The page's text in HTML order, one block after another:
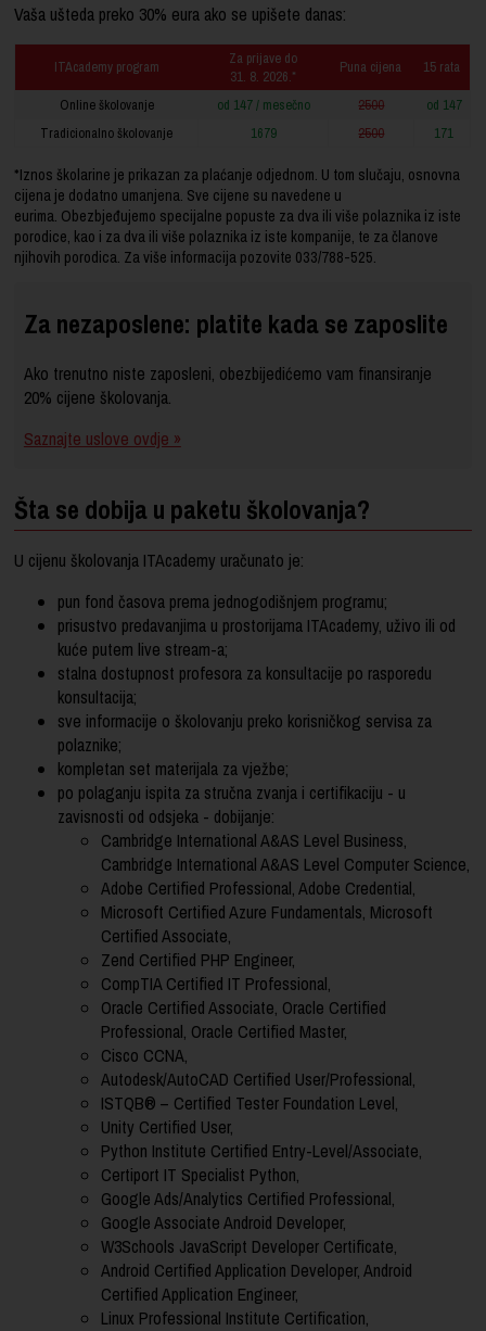
Vaša ušteda preko 30% eura ako se upišete danas:
ITAcademy program
Za prijave do
31. 8. 2026.*
Puna cijena 15 rata
Online školovanje od 147 / mesečno 2500
od 147
Tradicionalno školovanje
1679 2500 171
*Iznos školarine je prikazan za plaćanje odjednom. U tom slučaju, osnovna
cijena je dodatno umanjena. Sve cijene su navedene u
eurima. Obezbjeđujemo specijalne popuste za dva ili više polaznika iz iste
porodice, kao i za dva ili više polaznika iz iste kompanije, te za članove
njihovih porodica. Za više informacija pozovite 033/788-525.
Za nezaposlene: platite kada se zaposlite
Ako trenutno niste zaposleni, obezbijedićemo vam finansiranje
20% cijene školovanja.
Saznajte uslove ovdje »
Šta se dobija u paketu školovanja?
U cijenu školovanja ITAcademy uračunato je:
pun fond časova prema jednogodišnjem programu;
prisustvo predavanjima u prostorijama ITAcademy, uživo ili od
kuće putem live stream-a;
stalna dostupnost profesora za konsultacije po rasporedu
konsultacija;
sve informacije o školovanju preko korisničkog servisa za
polaznike;
kompletan set materijala za vježbe;
po polaganju ispita za stručna zvanja i certifikaciju - u
zavisnosti od odsjeka - dobijanje:
Cambridge International A&AS Level Business,
Cambridge International A&AS Level Computer Science,
Adobe Certified Professional, Adobe Credential,
Microsoft Certified Azure Fundamentals, Microsoft
Certified Associate,
Zend Certified PHP Engineer,
CompTIA Certified IT Professional,
Oracle Certified Associate, Oracle Certified
Professional, Oracle Certified Master,
Cisco CCNA,
Autodesk/AutoCAD Certified User/Professional,
ISTQB® – Certified Tester Foundation Level,
Unity Certified User,
Python Institute Certified Entry-Level/Associate,
Certiport IT Specialist Python,
Google Ads/Analytics Certified Professional,
Google Associate Android Developer,
W3Schools JavaScript Developer Certificate,
Android Certified Application Developer, Android
Certified Application Engineer,
Linux Professional Institute Certification,